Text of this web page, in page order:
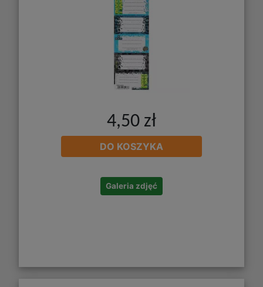
4,50 zł
DO KOSZYKA
Galeria zdjęć